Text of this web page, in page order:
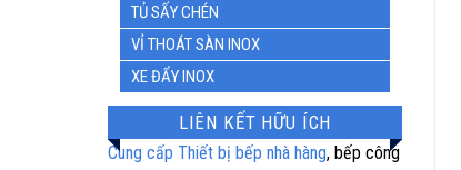
TỦ SẤY CHÉN
VỈ THOÁT SÀN INOX
XE ĐẨY INOX
LIÊN KẾT HỮU ÍCH
Cung cấp Thiết bị bếp nhà hàng, bếp công